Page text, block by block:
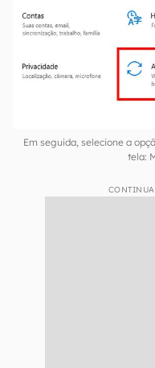
Em seguida, selecione a
tela: